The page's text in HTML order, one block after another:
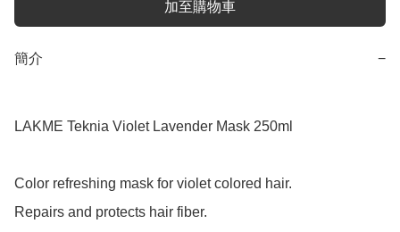
加至購物車
簡介 −
LAKME Teknia Violet Lavender Mask 250ml
Color refreshing mask for violet colored hair.
Repairs and protects hair fiber.